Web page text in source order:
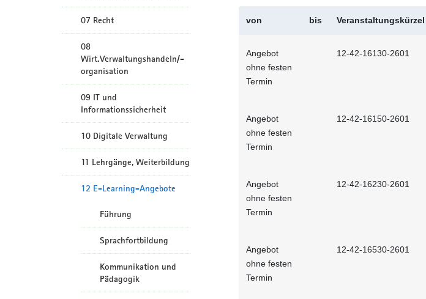
07 Recht
08
Wirt.Verwaltungshandeln/-
organisation
09 IT und
Informationssicherheit
10 Digitale Verwaltung
11 Lehrgänge, Weiterbildung
12 E-Learning-Angebote
Führung
Sprachfortbildung
Kommunikation und
Pädagogik
von bis Veranstaltungskürzel
Angebot
ohne festen
Termin
12-42-16130-2601
Angebot
ohne festen
Termin
12-42-16150-2601
Angebot
ohne festen
Termin
12-42-16230-2601
Angebot
ohne festen
Termin
12-42-16530-2601